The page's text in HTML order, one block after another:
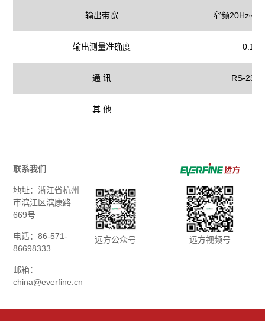
输出带宽 窄频
输出测量准确度
通 讯 RS-
其 他
联系我们
地址：浙江省杭州
市滨江区滨康路
669号
电话：86-571-
86698333
邮箱：
china@everfine.cn
远方公众号 远方视频号